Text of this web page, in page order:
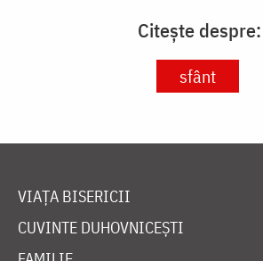
Citește despre:
sfânt
VIAȚA BISERICII
CUVINTE DUHOVNICEȘTI